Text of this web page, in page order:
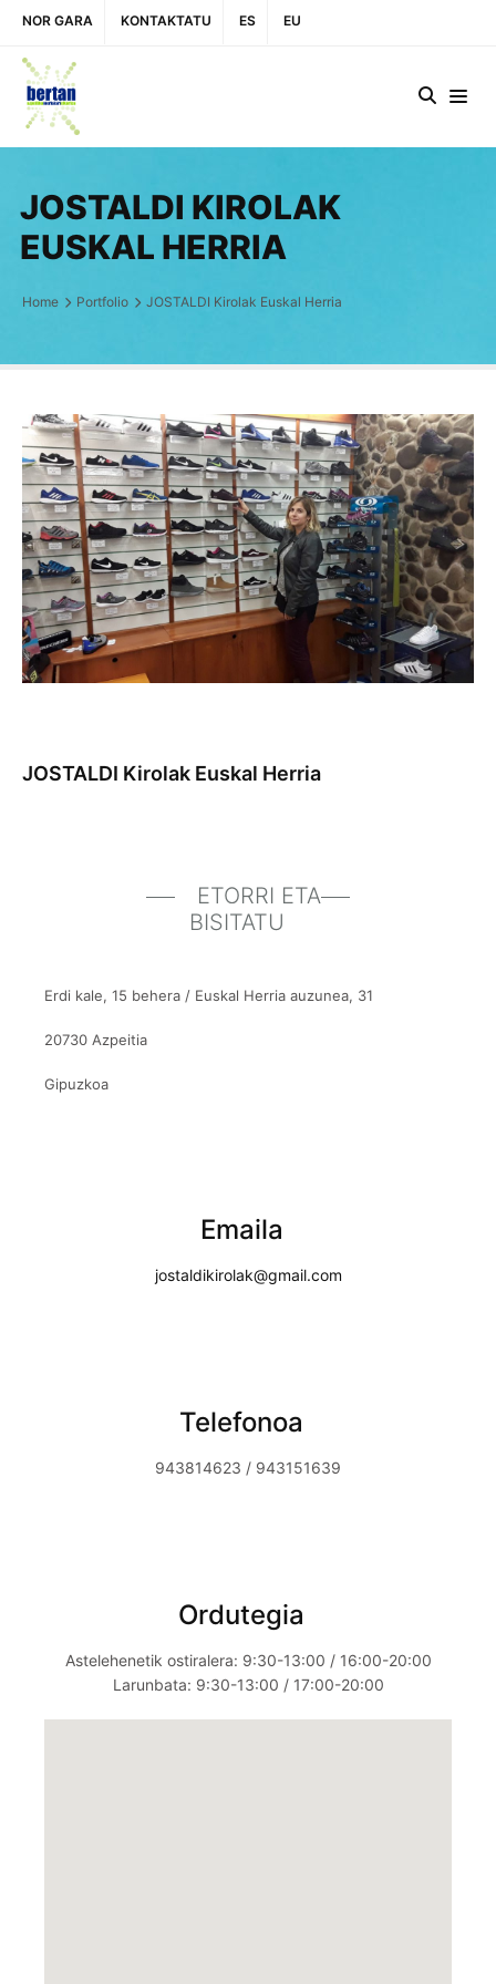
NOR GARA KONTAKTATU ES EU
JOSTALDI KIROLAK
EUSKAL HERRIA
Home Portfolio JOSTALDI Kirolak Euskal Herria
JOSTALDI Kirolak Euskal Herria
ETORRI ETA
BISITATU
Erdi kale, 15 behera / Euskal Herria auzunea, 31
20730 Azpeitia
Gipuzkoa
Emaila
jostaldikirolak@gmail.com
Telefonoa
943814623 / 943151639
Ordutegia
Astelehenetik ostiralera: 9:30-13:00 / 16:00-20:00
Larunbata: 9:30-13:00 / 17:00-20:00